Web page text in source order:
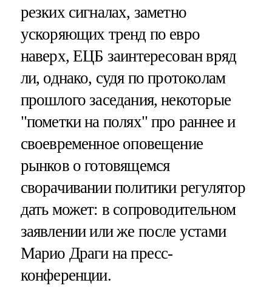
резких сигналах, заметно
ускоряющих тренд по евро
наверх, ЕЦБ заинтересован вряд
ли, однако, судя по протоколам
прошлого заседания, некоторые
"пометки на полях" про раннее и
своевременное оповещение
рынков о готовящемся
сворачивании политики регулятор
дать может: в сопроводительном
заявлении или же после устами
Марио Драги на пресс-
конференции.